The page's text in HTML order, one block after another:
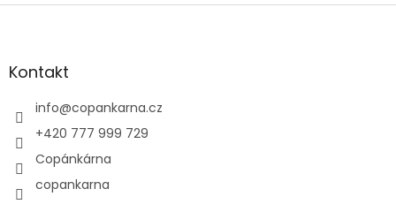
Z
aKontakt
info@copankarna.cz
+420 777 999 729
Copánkárna
copankarna